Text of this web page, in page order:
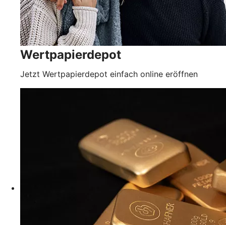
Wertpapierdepot
Jetzt Wertpapierdepot einfach online eröffnen